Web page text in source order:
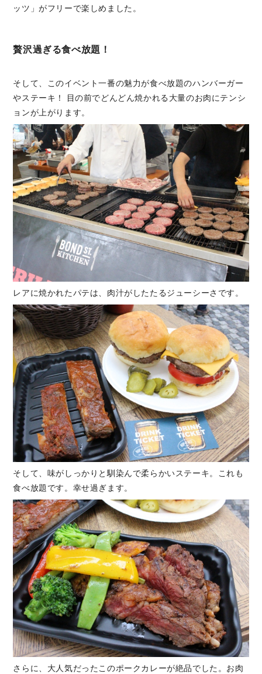
ッツ」がフリーで楽しめました。
贅沢過ぎる食べ放題！
そして、このイベント一番の魅力が食べ放題のハンバーガー
やステーキ！ 目の前でどんどん焼かれる大量のお肉にテンシ
ョンが上がります。
レアに焼かれたパテは、肉汁がしたたるジューシーさです。
そして、味がしっかりと馴染んで柔らかいステーキ。これも
食べ放題です。幸せ過ぎます。
さらに、大人気だったこのポークカレーが絶品でした。お肉